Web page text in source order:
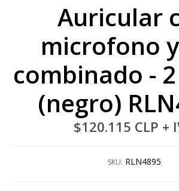
Auricular
microfono
combinado -
(negro)
$120.115 CLP +
SKU: RLN4895